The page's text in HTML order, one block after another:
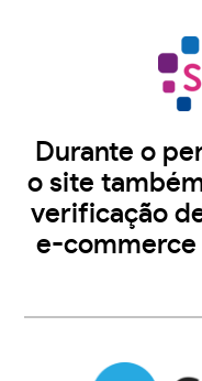
Durante o
o site
verificação
e-commerce